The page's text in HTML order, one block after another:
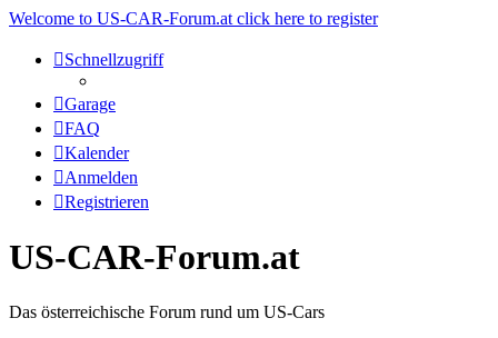
Welcome to US-CAR-Forum.at click here to register
Schnellzugriff
Garage
FAQ
Kalender
Anmelden
Registrieren
US-CAR-Forum.at
Das österreichische Forum rund um US-Cars